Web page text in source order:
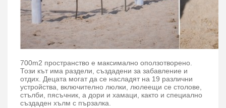
700m2 пространство е максимално оползотворено.
Този кът има раздели, създадени за забавление и
отдих. Децата могат да се насладят на 19 различни
устройства, включително люлки, люлеещи се столове,
стълби, пясъчник, а дори и хамаци, както и специално
създаден хълм с пързалка.